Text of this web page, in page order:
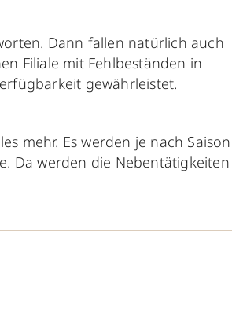
Dann fallen natürlich auch
Filiale mit Fehlbeständen in
gewährleistet.
mehr. Es werden je nach Saison
Da werden die Nebentätigkeiten